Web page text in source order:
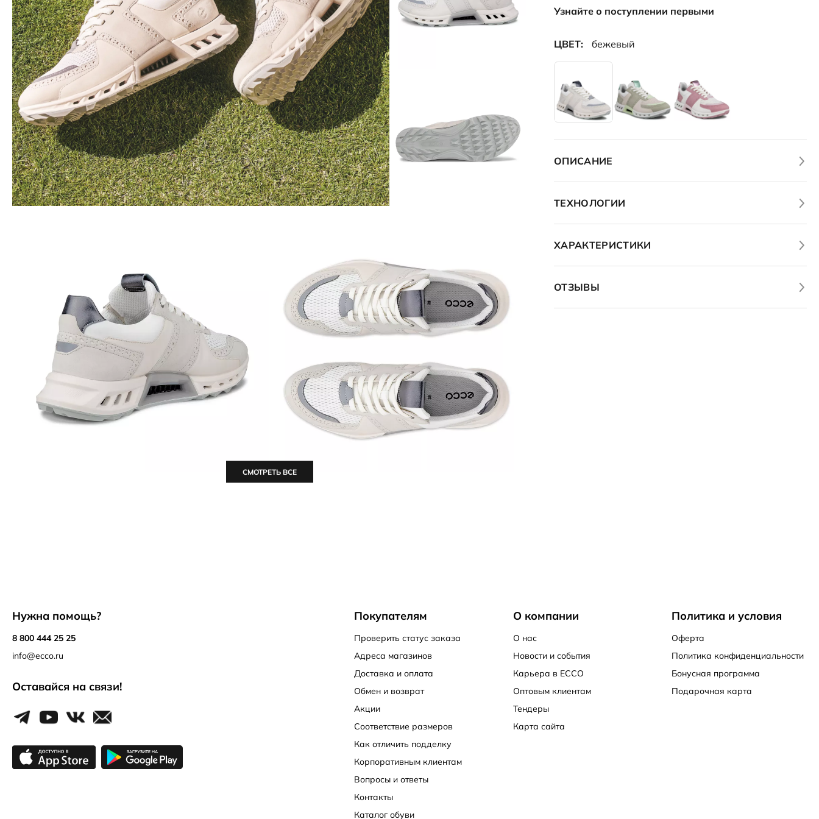
Аутлет
СМОТРЕТЬ ВСЕ
Узнайте о поступлении первыми
ЦВЕТ: бежевый
ОПИСАНИЕ
ТЕХНОЛОГИИ
ХАРАКТЕРИСТИКИ
ОТЗЫВЫ
Нужна помощь?
8 800 444 25 25
info@ecco.ru
Оставайся на связи!
Политика и условия
Оферта
Политика конфиденциальности
Бонусная программа
Подарочная карта
О компании
О нас
Новости и события
Карьера в ECCO
Оптовым клиентам
Тендеры
Карта сайта
Покупателям
Проверить статус заказа
Адреса магазинов
Доставка и оплата
Обмен и возврат
Акции
Соответствие размеров
Как отличить подделку
Корпоративным клиентам
Вопросы и ответы
Контакты
Каталог обуви